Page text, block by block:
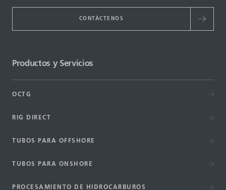
CONTÁCTENOS
Productos y Servicios
OCTG
RIG DIRECT
TUBOS PARA OFFSHORE
TUBOS PARA ONSHORE
PROCESAMIENTO DE HIDROCARBUROS